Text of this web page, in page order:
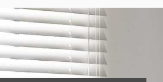
PELLE
POLIURETANI ESPANSI
CHI SIAMO